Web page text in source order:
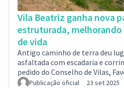
Vila Beatriz ganha nova
estruturada, melhorando
de vida
Antigo caminho de terra deu
asfaltada com escadaria e
pedido do Conselho de Vilas,
moradores da Vila Beatriz
Publicação oficial 23 set 2025